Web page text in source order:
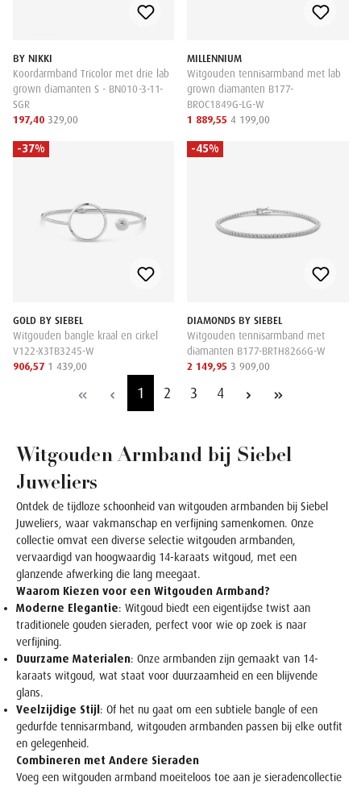
BY NIKKI
Koordarmband Tricolor met drie lab
grown diamanten S - BN010-3-11-
SGR
197,40 329,00
MILLENNIUM
Witgouden tennisarmband met lab
grown diamanten B177-
BROC1849G-LG-W
1 889,55 4 199,00
-37%
GOLD BY SIEBEL
Witgouden bangle kraal en cirkel
V122-X3TB3245-W
906,57 1 439,00
-45%
DIAMONDS BY SIEBEL
Witgouden tennisarmband met
diamanten B177-BRTH8266G-W
2 149,95 3 909,00
1 2 3 4
Witgouden Armband bij Siebel
Juweliers
Ontdek de tijdloze schoonheid van witgouden armbanden bij Siebel
Juweliers, waar vakmanschap en verfijning samenkomen. Onze
collectie omvat een diverse selectie witgouden armbanden,
vervaardigd van hoogwaardig 14-karaats witgoud, met een
glanzende afwerking die lang meegaat.
Waarom Kiezen voor een Witgouden Armband?
Moderne Elegantie: Witgoud biedt een eigentijdse twist aan
traditionele gouden sieraden, perfect voor wie op zoek is naar
verfijning.
Duurzame Materialen: Onze armbanden zijn gemaakt van 14-
karaats witgoud, wat staat voor duurzaamheid en een blijvende
glans.
Veelzijdige Stijl : Of het nu gaat om een subtiele bangle of een
gedurfde tennisarmband, witgouden armbanden passen bij elke outfit
en gelegenheid.
Combineren met Andere Sieraden
Voeg een witgouden armband moeiteloos toe aan je sieradencollectie